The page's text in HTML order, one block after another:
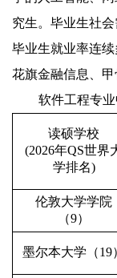
究生。毕业生社
毕业生就业率连续
花旗金融信息、甲
软件工程专
读硕学校
(2026年QS世界
学排名)
伦敦大学学院
（9）
墨尔本大学（19